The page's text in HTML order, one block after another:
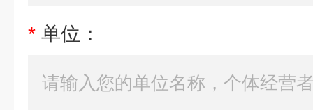
* 单位：